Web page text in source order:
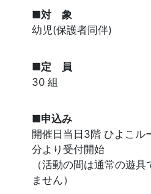
■対 象
幼児(保護者同伴)
■定 員
30 組
■申込み
開催日当日3階 ひよこル
分より受付開始
（活動の間は通常の遊
ません）